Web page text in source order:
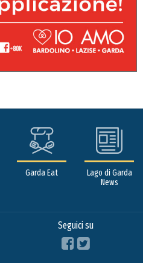
Garda Eat
Lago di Garda
News
Seguici su